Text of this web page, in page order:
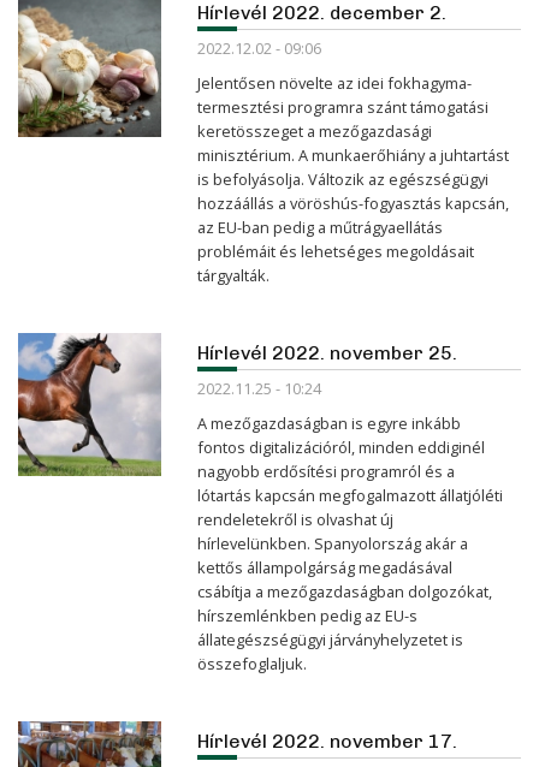
Hírlevél 2022. december 2.
2022.12.02 - 09:06
Jelentősen növelte az idei fokhagyma-
termesztési programra szánt támogatási
keretösszeget a mezőgazdasági
minisztérium. A munkaerőhiány a juhtartást
is befolyásolja. Változik az egészségügyi
hozzáállás a vöröshús-fogyasztás kapcsán,
az EU-ban pedig a műtrágyaellátás
problémáit és lehetséges megoldásait
tárgyalták.
Hírlevél 2022. november 25.
2022.11.25 - 10:24
A mezőgazdaságban is egyre inkább
fontos digitalizációról, minden eddiginél
nagyobb erdősítési programról és a
lótartás kapcsán megfogalmazott állatjóléti
rendeletekről is olvashat új
hírlevelünkben. Spanyolország akár a
kettős állampolgárság megadásával
csábítja a mezőgazdaságban dolgozókat,
hírszemlénkben pedig az EU-s
állategészségügyi járványhelyzetet is
összefoglaljuk.
Hírlevél 2022. november 17.